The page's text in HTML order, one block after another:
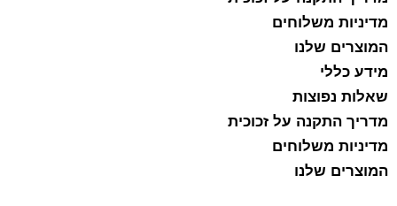
מדיניות משלוחים
המוצרים שלנו
מידע כללי
שאלות נפוצות
מדריך התקנה על זכוכית
מדיניות משלוחים
המוצרים שלנו